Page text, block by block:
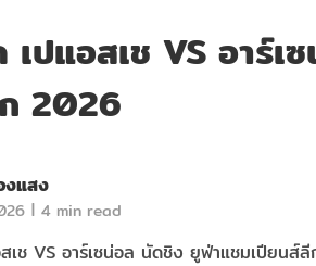
ปแอสเช VS อาร์
2026
แสง
| 4 min read